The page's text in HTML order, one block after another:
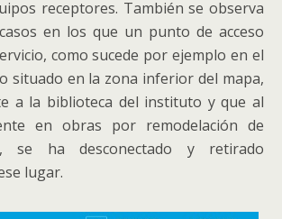
receptores. También se observa
en los que un punto de acceso
como sucede por ejemplo en el
situado en la zona inferior del mapa,
a la biblioteca del instituto y que al
en obras por remodelación de
se ha desconectado y retirado
lugar.